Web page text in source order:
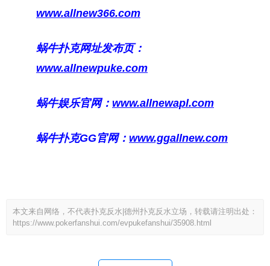
www.allnew366.com
蜗牛扑克网址发布页：
www.allnewpuke.com
蜗牛娱乐官网： www.allnewapl.com
蜗牛扑克GG官网： www.ggallnew.com
本文来自网络，不代表扑克反水|德州扑克反水立场，转载请注明出处：
https://www.pokerfanshui.com/evpukefanshui/35908.html